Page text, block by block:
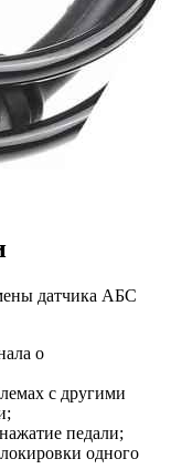
датчика АБС
о
с другими
педали;
одного